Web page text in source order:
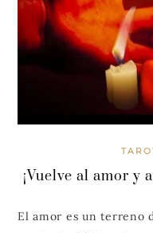
¡Vuelve al amor y
El amor es un terreno